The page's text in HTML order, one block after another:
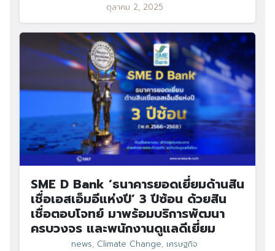
ตุลาคม 2, 2025
SME D Bank ‘ธนาคารยอดเยี่ยมด้านสิน
เชื่อเอสเอ็มอีแห่งปี’ 3 ปีซ้อน ด้วยสิน
เชื่อตอบโจทย์ มาพร้อมบริการพัฒนา
ครบวงจร และพนักงานดูแลดีเยี่ยม
news, Climate Change, เศรษฐกิจ